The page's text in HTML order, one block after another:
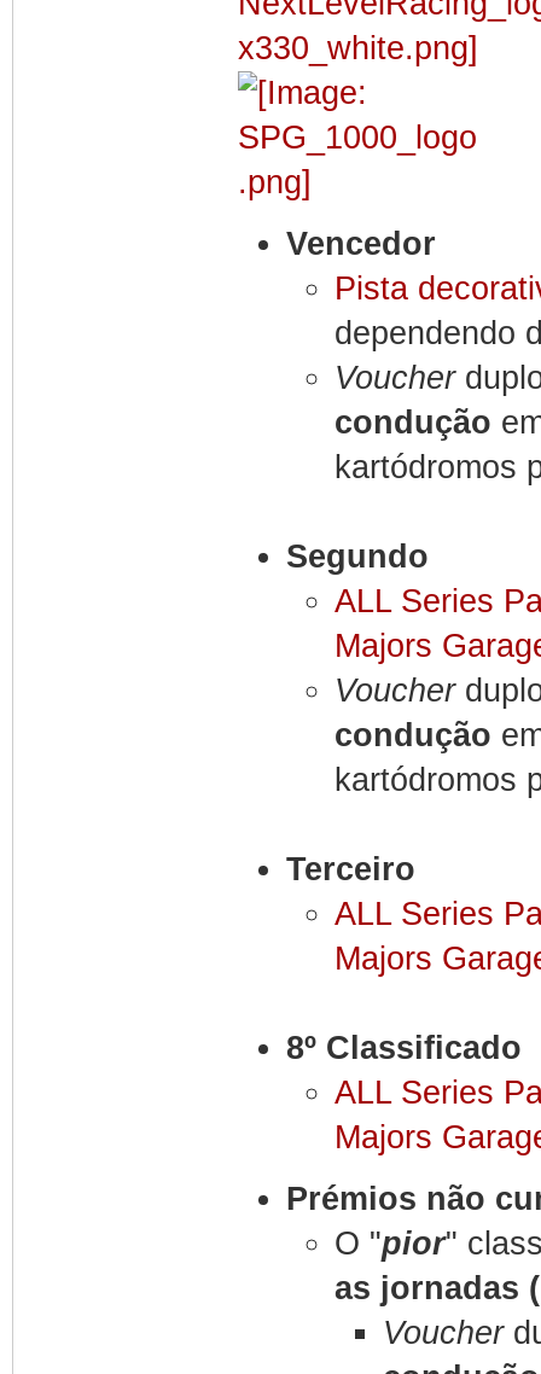
Vencedor
Pista
dependendo
Voucher
condução
kartódromos
Segundo
ALL Series
Majors
Voucher
condução
kartódromos
Terceiro
ALL Series
Majors
8º Classificado
ALL Series
Majors
Prémios não
O "pior"
as jornadas
Voucher